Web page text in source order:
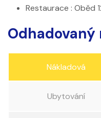
Restaurace : Oběd
Nákladová
Ubytování